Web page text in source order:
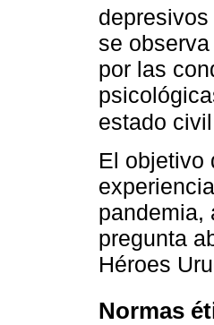
se
por las
estado civil
El objetivo
pandemia,
pregunta
Héroes
Normas